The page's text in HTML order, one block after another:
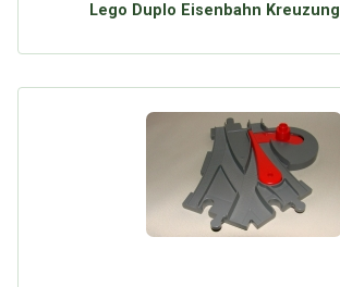
Lego Duplo Eisenbahn Kreuzung